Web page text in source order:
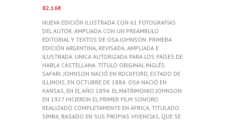
82,16€
NUEVA EDICIÓN ILUSTRADA CON 61 FOTOGRAFÍAS
DEL AUTOR. AMPLIADA CON UN PREÁMBULO
EDITORIAL Y TEXTOS DE OSA JOHNSON. PRIMERA
EDICIÓN ARGENTINA, REVISADA, AMPLIADA E
ILUSTRADA. UNICA AUTORIZADA PARA LOS PAÍSES DE
HABLA CASTELLANA. TÍTULO ORIGINAL INGLÉS:
SAFARI. JOHNSON NACIÓ EN ROCKFORD, ESTADO DE
ILLINOIS, EN OCTUBRE DE 1884. OSA NACIÓ EN
KANSAS, EN EL AÑO 1894. EL MATRIMONIO JOHNSON
EN 1927 HICIERON EL PRIMER FILM SONORO
REALIZADO COMPLETAMENTE EN ÁFRICA, TITULADO
SIMBA, BASADO EN SUS PROPIAS VIVENCIAS, QUE SE